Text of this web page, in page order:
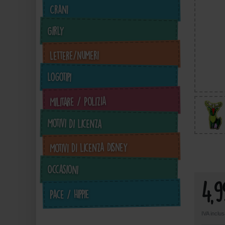
Crani
Girly
Lettere/Numeri
Logotipi
Militare / Polizia
Motivi di licenza
Motivi di licenza Disney
Occasioni
Pace / Hippie
IVA